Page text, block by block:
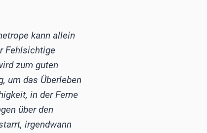
kann allein
Fehlsichtige
zum guten
um das Überleben
in der Ferne
über den
irgendwann